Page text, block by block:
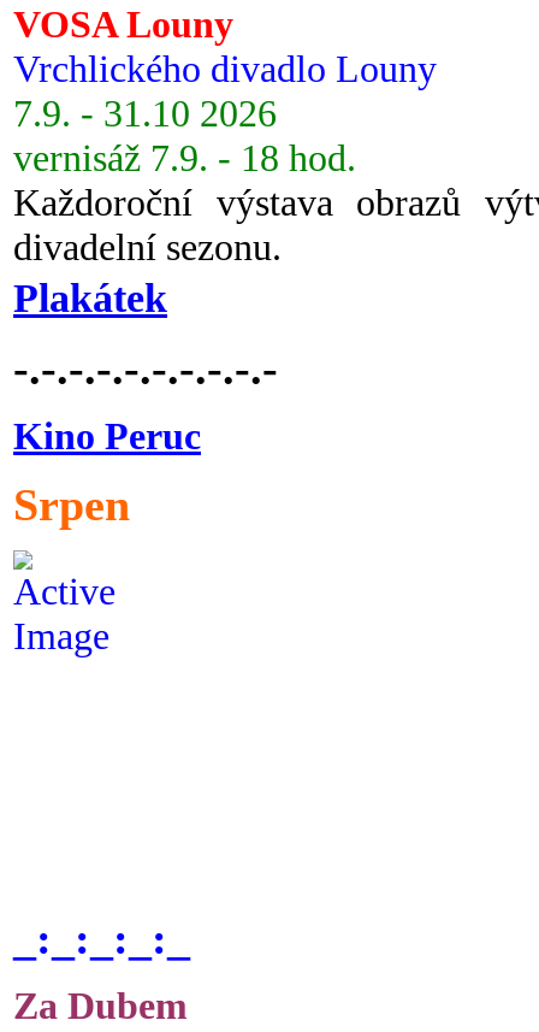
VOSA Louny
Vrchlického divadlo Louny
7.9. - 31.10 2026
vernisáž 7.9. - 18 hod.
Každoroční výstava obrazů
divadelní sezonu.
Plakátek
-.-.-.-.-.-.-.-.-.-
Kino Peruc
Srpen
_:_:_:_:_
Za Dubem